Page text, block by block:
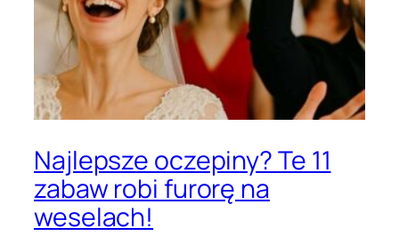
Najlepsze oczepiny? Te 11
zabaw robi furorę na
weselach!